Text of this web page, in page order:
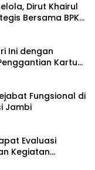
Dirut Khairul
Bersama BPKP
Ini dengan
Kartu
Fungsional di
Jambi
Evaluasi
Kegiatan
2026